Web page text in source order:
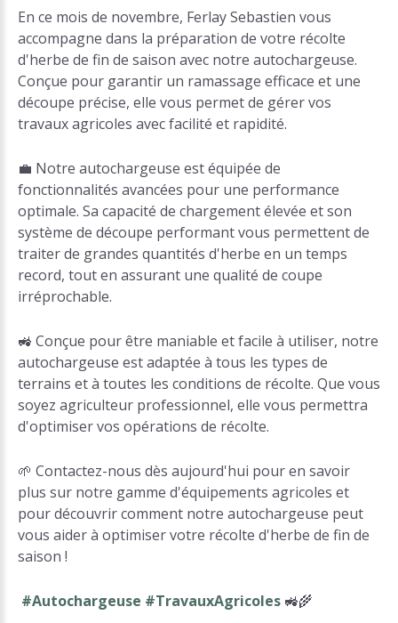
En ce mois de novembre, Ferlay Sebastien vous
accompagne dans la préparation de votre récolte
d'herbe de fin de saison avec notre autochargeuse.
Conçue pour garantir un ramassage efficace et une
découpe précise, elle vous permet de gérer vos
travaux agricoles avec facilité et rapidité.
💼 Notre autochargeuse est équipée de
fonctionnalités avancées pour une performance
optimale. Sa capacité de chargement élevée et son
système de découpe performant vous permettent de
traiter de grandes quantités d'herbe en un temps
record, tout en assurant une qualité de coupe
irréprochable.
🚜 Conçue pour être maniable et facile à utiliser, notre
autochargeuse est adaptée à tous les types de
terrains et à toutes les conditions de récolte. Que vous
soyez agriculteur professionnel, elle vous permettra
d'optimiser vos opérations de récolte.
🌱 Contactez-nous dès aujourd'hui pour en savoir
plus sur notre gamme d'équipements agricoles et
pour découvrir comment notre autochargeuse peut
vous aider à optimiser votre récolte d'herbe de fin de
saison !
#Autochargeuse #TravauxAgricoles 🚜🌾